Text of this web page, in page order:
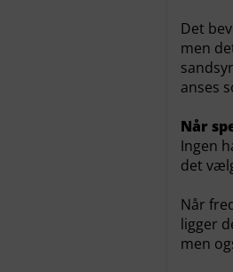
Det
men
anses
Når
Ingen
det
Når
ligger
men